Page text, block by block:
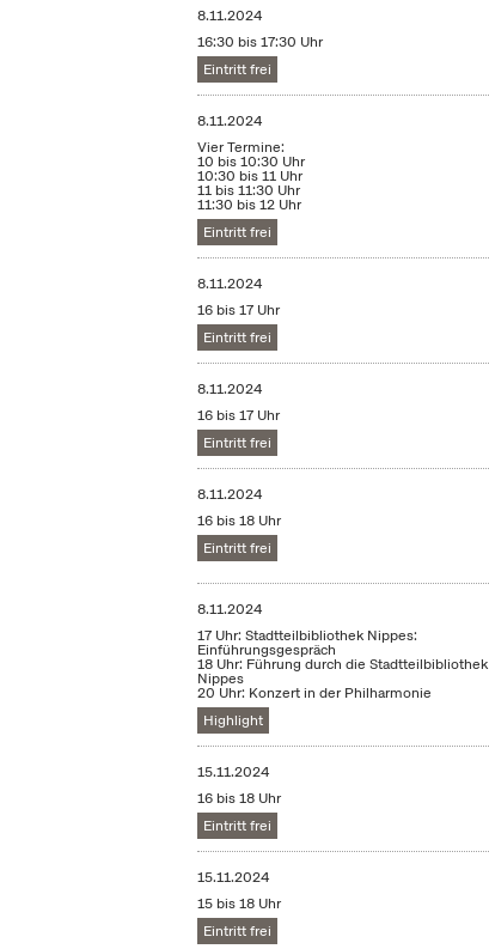
8.11.2024
16:30 bis 17:30 Uhr
Eintritt frei
8.11.2024
Vier Termine:
10 bis 10:30 Uhr
10:30 bis 11 Uhr
11 bis 11:30 Uhr
11:30 bis 12 Uhr
Eintritt frei
8.11.2024
16 bis 17 Uhr
Eintritt frei
8.11.2024
16 bis 17 Uhr
Eintritt frei
8.11.2024
16 bis 18 Uhr
Eintritt frei
8.11.2024
17 Uhr: Stadtteilbibliothek Nippes:
Einführungsgespräch
18 Uhr: Führung durch die Stadtteilbibliothek
Nippes
20 Uhr: Konzert in der Philharmonie
Highlight
15.11.2024
16 bis 18 Uhr
Eintritt frei
15.11.2024
15 bis 18 Uhr
Eintritt frei